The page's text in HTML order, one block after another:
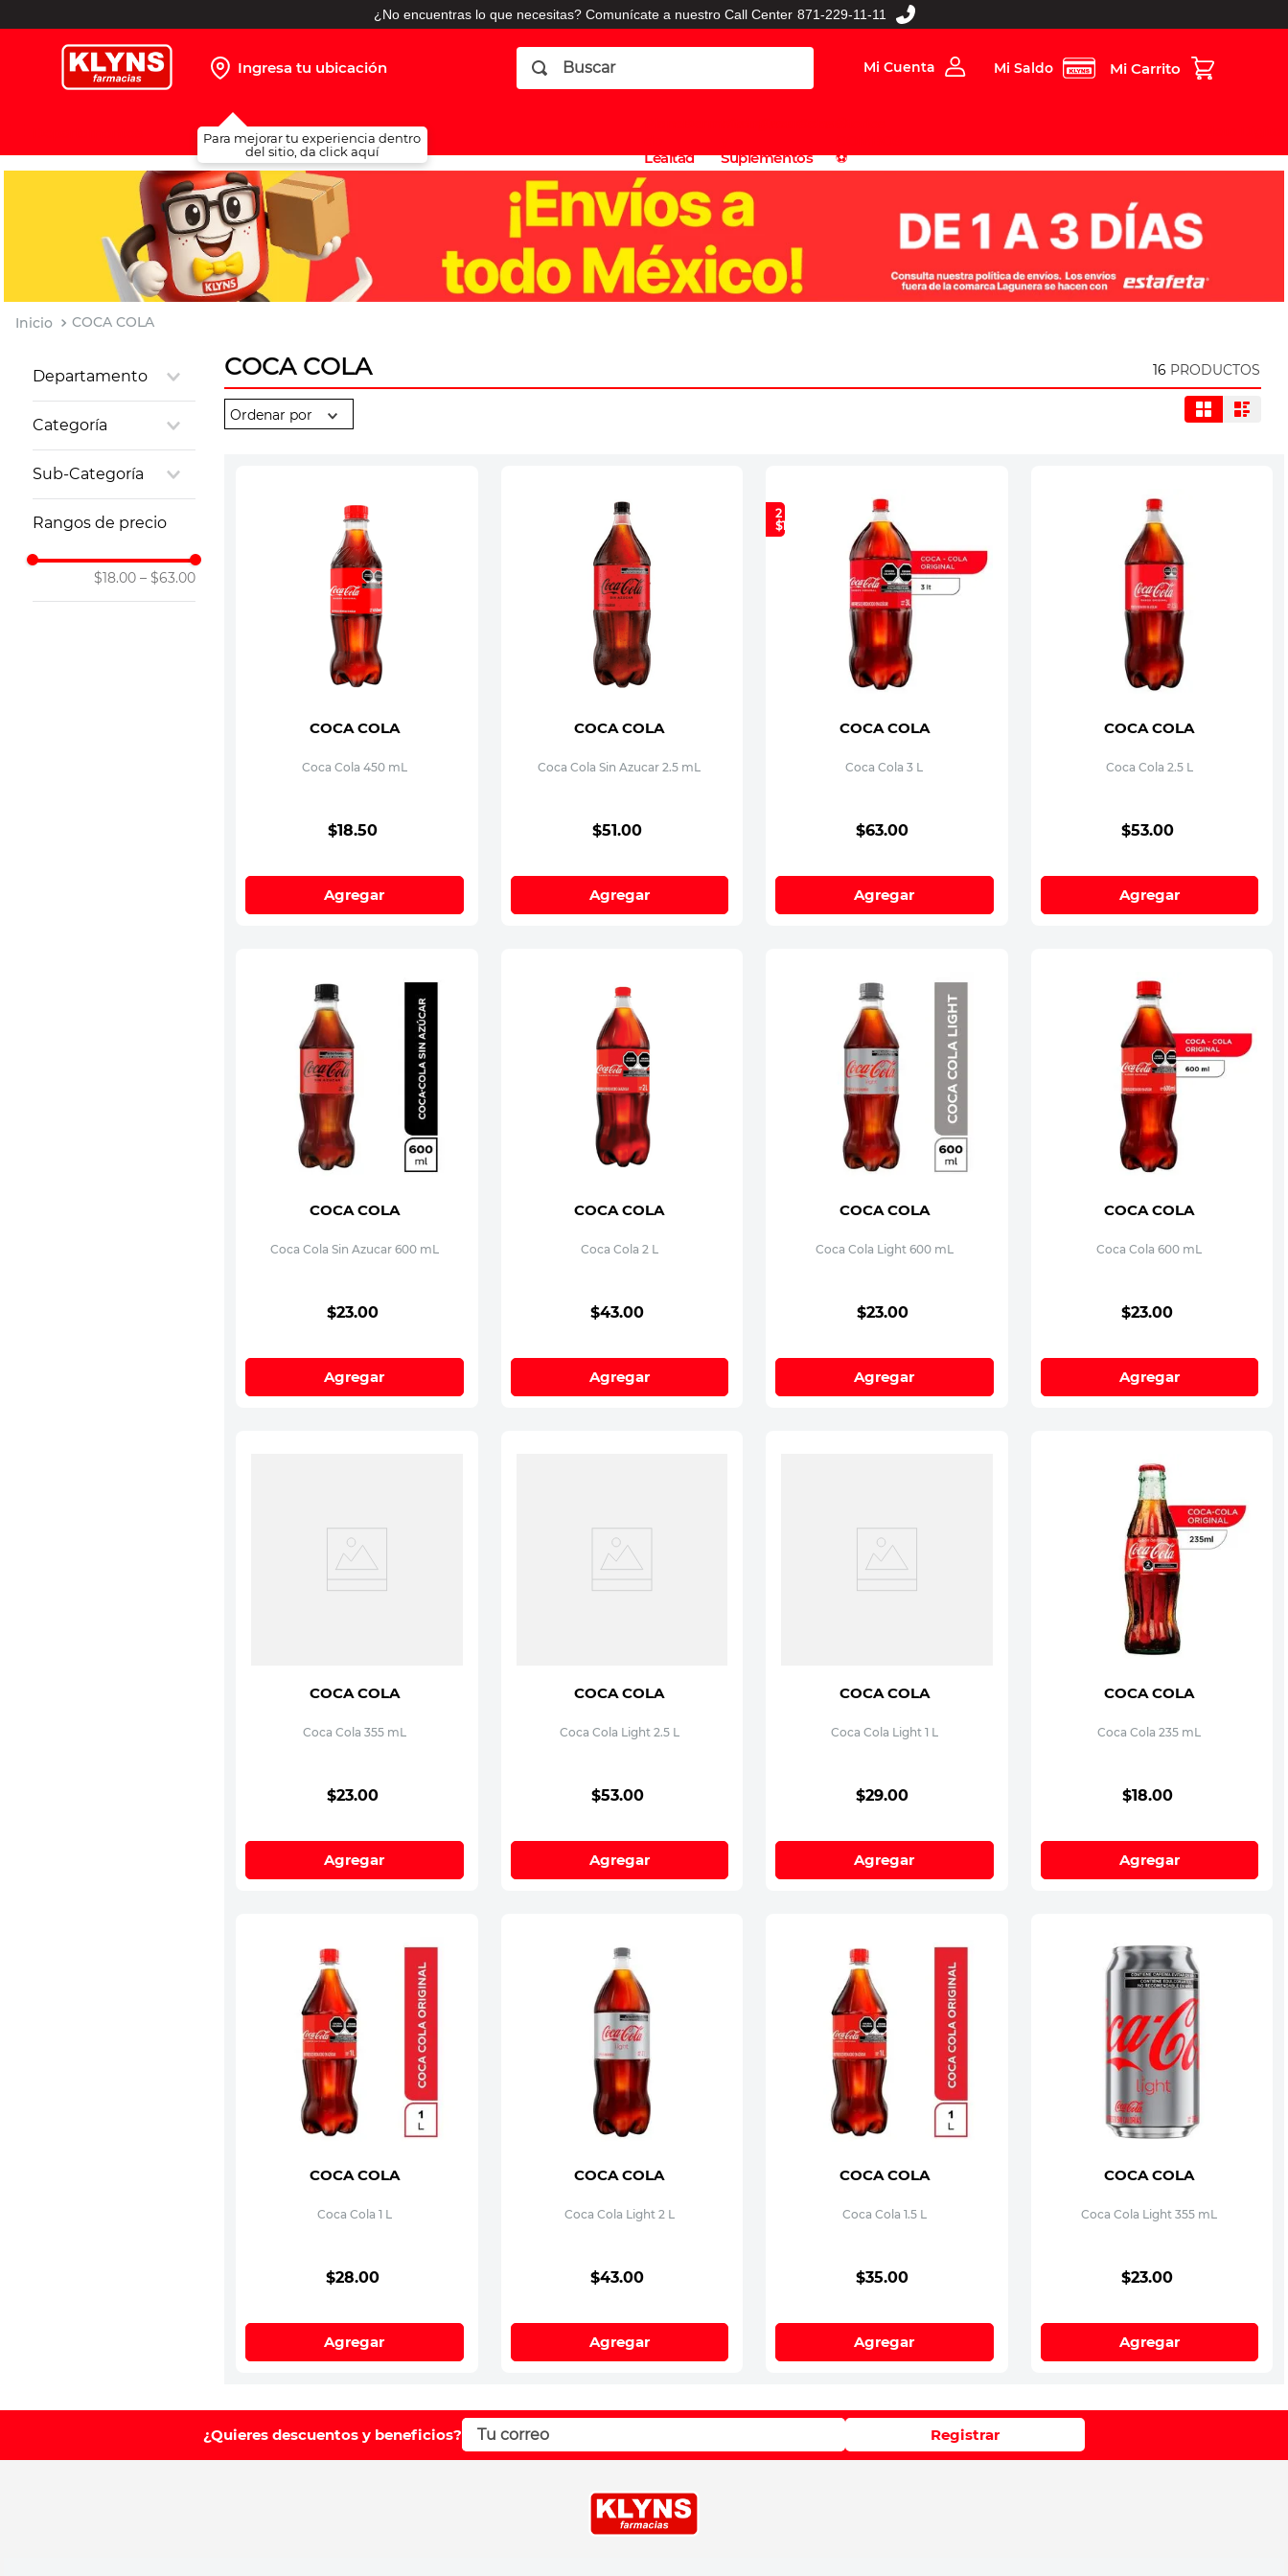
¿No encuentras lo que necesitas? Comunícate a nuestro Call Center 871-229-11-11
Ingresa tu ubicación
Para mejorar tu experiencia dentro
del sitio, da click aquí
Buscar
Mi Cuenta Mi Saldo
Lealtad
Suplementos
⚽️
COCA COLA
Departamento
Bebidas
Categoría
Sub-Categoría
Rangos de precio
$18.00 – $63.00
COCA COLA 16 PRODUCTOS
COCA COLA
Coca Cola 450 mL
$18.50
Agregar
COCA COLA
Coca Cola Sin Azucar 2.5 mL
$51.00
Agregar
2 x
$115.00
COCA COLA
Coca Cola 3 L
$63.00
Agregar
COCA COLA
Coca Cola 2.5 L
$53.00
Agregar
COCA COLA
Coca Cola Sin Azucar 600 mL
$23.00
Agregar
COCA COLA
Coca Cola 2 L
$43.00
Agregar
COCA COLA
Coca Cola Light 600 mL
$23.00
Agregar
COCA COLA
Coca Cola 600 mL
$23.00
Agregar
COCA COLA
Coca Cola 355 mL
$23.00
Agregar
COCA COLA
Coca Cola Light 2.5 L
$53.00
Agregar
COCA COLA
Coca Cola Light 1 L
$29.00
Agregar
COCA COLA
Coca Cola 235 mL
$18.00
Agregar
COCA COLA
Coca Cola 1 L
$28.00
Agregar
COCA COLA
Coca Cola Light 2 L
$43.00
Agregar
COCA COLA
Coca Cola 1.5 L
$35.00
Agregar
COCA COLA
Coca Cola Light 355 mL
$23.00
Agregar
¿Quieres descuentos y beneficios? Registrar
protector solar
misoprostol
shampoo
.
toallitas humedas
8.
pañales huggies
9.
ibuprofeno
10. leche nan